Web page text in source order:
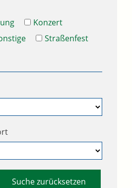
Konzert
Straßenfest
Suche zurücksetzen